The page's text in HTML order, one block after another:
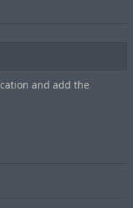
and add the